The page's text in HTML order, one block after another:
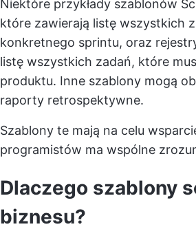
Niektóre przykłady szablonów
które zawierają listę wszystkich
konkretnego sprintu, oraz
listę wszystkich zadań, które
produktu. Inne szablony mogą
raporty retrospektywne.
Szablony te mają na celu
programistów ma wspólne
Dlaczego szablony
biznesu?